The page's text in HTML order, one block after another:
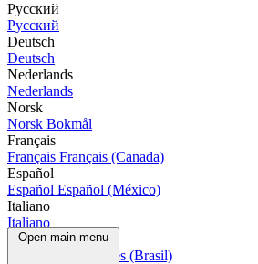
Русский
Русский
Deutsch
Deutsch
Nederlands
Nederlands
Norsk
Norsk Bokmål
Français
Français Français (Canada)
Español
Español Español (México)
Italiano
Italiano
Português
Português (Brasil)
Open main menu